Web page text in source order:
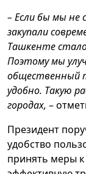
– Если бы мы не
закупали
Ташкенте
Поэтому мы
общественный
удобно. Такую
городах, –
Президент
удобство
принять меры